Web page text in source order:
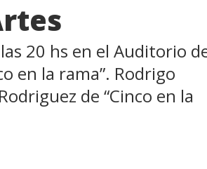
20 hs en el Auditorio
en la rama”. Rodrigo
de “Cinco en la